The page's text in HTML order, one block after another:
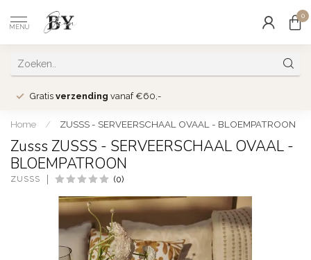
MENU
0
Gratis verzending vanaf €60,-
Home / ZUSSS - SERVEERSCHAAL OVAAL - BLOEMPATROON
Zusss ZUSSS - SERVEERSCHAAL OVAAL -
BLOEMPATROON
ZUSSS (0)